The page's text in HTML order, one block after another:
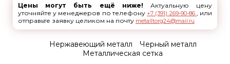
Цены могут быть ещё ниже! Актуальную цену
уточняйте у менеджеров по телефону +7 (391) 269-90-86 , или
отправьте заявку целиком на почту metalltorg24@mail.ru
Нержавеющий металл
Черный металл
Металлическая сетка